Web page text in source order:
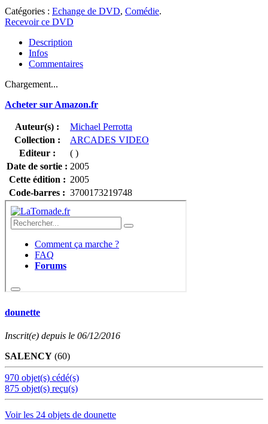
Catégories : Echange de DVD, Comédie.
Recevoir ce DVD
Description
Infos
Commentaires
Chargement...
Acheter sur Amazon.fr
Auteur(s) :
Michael Perrotta
Collection :
ARCADES VIDEO
Editeur :
( )
Date de sortie : 2005
Cette édition : 2005
Code-barres : 3700173219748
dounette
Inscrit(e) depuis le 06/12/2016
SALENCY (60)
970 objet(s) cédé(s)
875 objet(s) reçu(s)
Voir les 24 objets de dounette